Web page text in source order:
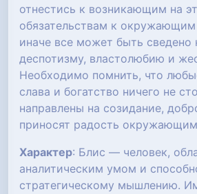
отнестись к возникающим на
обязательствам к
иначе все может быть сведено
деспотизму, властолюбию и
Необходимо помнить, что
слава и богатство ничего не
направлены на созидание,
приносят радость
Характер: Блис — человек,
аналитическим умом и
стратегическому мышлению.